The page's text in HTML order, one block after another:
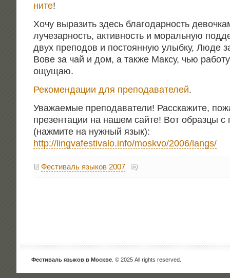
ни­те!
Хочу выра­зить здесь бла­го­дар­ность
луче­зар­ность, актив­ность и мораль­ную
двух пре­по­дов и посто­ян­ную улыб­ку, Люде
Вове за чай и дом, а так­же Мак­су, чью
ощущаю.
Реко­мен­да­ции для пре­по­да­ва­те­лей.
Ува­жа­е­мые пре­по­да­ва­те­ли! Рас­ска­жи­те,
пре­зен­та­ции на нашем сай­те! Вот образ­цы с
(нажми­те на нуж­ный язык):
http://lingvafestivalo.info/moskvo/2006/langs/
Фестиваль языков 2007
Фестиваль языков в Москве . © 2025 All rights reserved.